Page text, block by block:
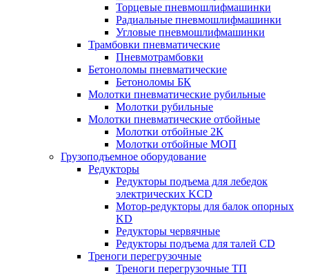
Торцевые пневмошлифмашинки
Радиальные пневмошлифмашинки
Угловые пневмошлифмашинки
Трамбовки пневматические
Пневмотрамбовки
Бетоноломы пневматические
Бетоноломы БК
Молотки пневматические рубильные
Молотки рубильные
Молотки пневматические отбойные
Молотки отбойные 2К
Молотки отбойные МОП
Грузоподъемное оборудование
Редукторы
Редукторы подъема для лебедок
электрических KCD
Мотор-редукторы для балок опорных
KD
Редукторы червячные
Редукторы подъема для талей CD
Треноги перегрузочные
Треноги перегрузочные ТП